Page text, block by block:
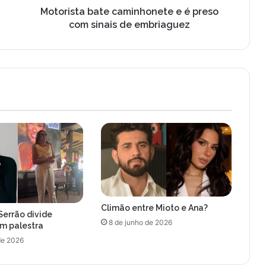
e
n
h
o
n
e
t
e
e
é
p
Motorista bate caminhonete e é preso
com sinais de embriaguez
divide
palestra
2026
Climão entre Mioto e Ana?
8 de junho de 2026